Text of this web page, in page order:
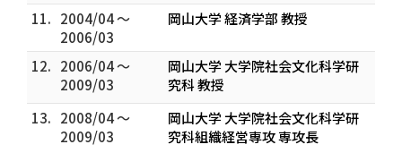
11. 2004/04 ～
2006/03
岡山大学 経済学部 教授
12. 2006/04 ～
2009/03
岡山大学 大学院社会文化科学研
究科 教授
13. 2008/04 ～
2009/03
岡山大学 大学院社会文化科学研
究科組織経営専攻 専攻長